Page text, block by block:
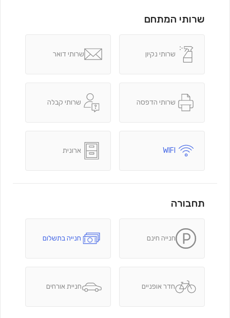
שרותי המתחם
שרותי נקיון שרותי דואר
שרותי הדפסה שרותי קבלה
WIFI ארונית
תחבורה
חנייה חינם חנייה בתשלום
חדר אופניים חניית אורחים